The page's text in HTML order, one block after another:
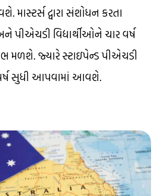
દ્વારા સંશોધન કરતા
પીએચડી વિદ્યાર્થીઓને ચાર વર્ષ
મળશે. જ્યારે સ્ટાઇપેન્ડ પીએચડી
સુધી આપવામાં આવશે.